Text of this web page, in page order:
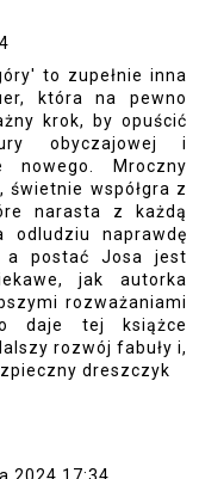
to zupełnie inna
która na pewno
krok, by opuścić
obyczajowej i
nowego. Mroczny
świetnie współgra z
narasta z każdą
naprawdę
a postać Josa jest
jak autorka
rozważaniami
daje tej książce
rozwój fabuły i,
dreszczyk
2024 17:34